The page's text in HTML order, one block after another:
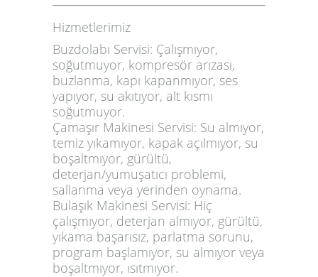
Hizmetlerimiz
Buzdolabı Servisi: Çalışmıyor,
soğutmuyor, kompresör arızası,
buzlanma, kapı kapanmıyor, ses
yapıyor, su akıtıyor, alt kısmı
soğutmuyor.
Çamaşır Makinesi Servisi: Su almıyor,
temiz yıkamıyor, kapak açılmıyor, su
boşaltmıyor, gürültü,
deterjan/yumuşatıcı problemi,
sallanma veya yerinden oynama.
Bulaşık Makinesi Servisi: Hiç
çalışmıyor, deterjan almıyor, gürültü,
yıkama başarısız, parlatma sorunu,
program başlamıyor, su almıyor veya
boşaltmıyor, ısıtmıyor.